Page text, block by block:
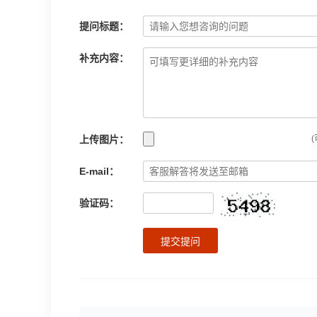
提问标题：
补充内容：
上传图片： (
E-mail：
验证码：
提交提问